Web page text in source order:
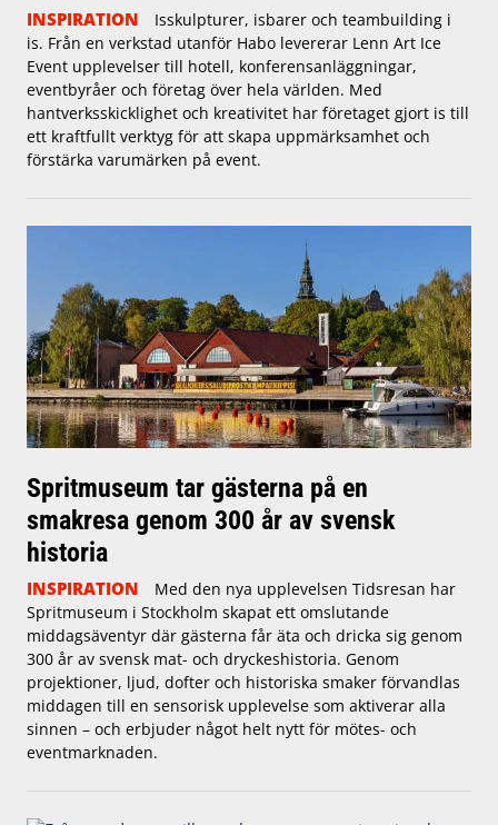
INSPIRATION
Isskulpturer, isbarer och teambuilding i
is. Från en verkstad utanför Habo levererar Lenn Art Ice
Event upplevelser till hotell, konferensanläggningar,
eventbyråer och företag över hela världen. Med
hantverksskicklighet och kreativitet har företaget gjort is till
ett kraftfullt verktyg för att skapa uppmärksamhet och
förstärka varumärken på event.
Spritmuseum tar gästerna på en
smakresa genom 300 år av svensk
historia
INSPIRATION
Med den nya upplevelsen Tidsresan har
Spritmuseum i Stockholm skapat ett omslutande
middagsäventyr där gästerna får äta och dricka sig genom
300 år av svensk mat- och dryckeshistoria. Genom
projektioner, ljud, dofter och historiska smaker förvandlas
middagen till en sensorisk upplevelse som aktiverar alla
sinnen – och erbjuder något helt nytt för mötes- och
eventmarknaden.